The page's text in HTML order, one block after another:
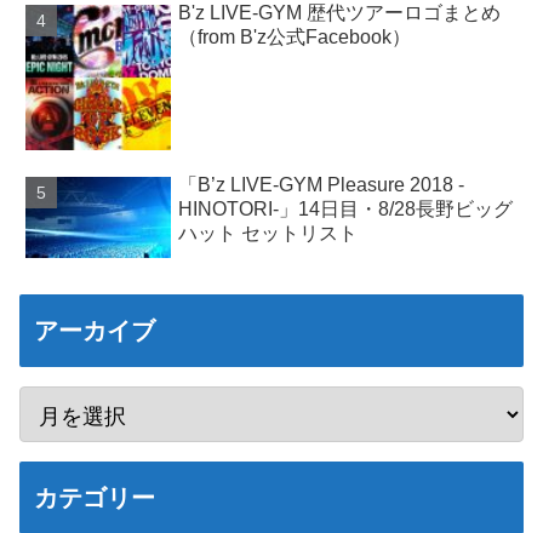
B'z LIVE-GYM 歴代ツアーロゴまとめ
（from B'z公式Facebook）
「B’z LIVE-GYM Pleasure 2018 -
HINOTORI-」14日目・8/28長野ビッグ
ハット セットリスト
アーカイブ
カテゴリー